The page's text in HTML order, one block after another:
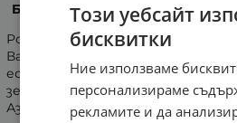
БИФАС РОЛ ОН 24 ЧАСА С
Рол-он със свеж ободряващ
Вас цели 24 часа. Подходящ за
естествени етерични масла.
зелени листа ще Ви пренесат
Азия.
Този уебсайт
бисквитки
Ние използваме
персонализираме
рекламите и да